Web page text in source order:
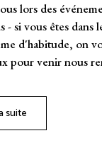
lors des
- si vous êtes dans
d'habitude, on
pour venir nous
suite